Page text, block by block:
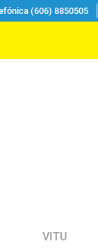
(606) 8850505
VITU